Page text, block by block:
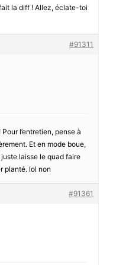
la diff ! Allez, éclate-toi
#91311
l’entretien, pense à
Et en mode boue,
laisse le quad faire
planté. lol non
#91361